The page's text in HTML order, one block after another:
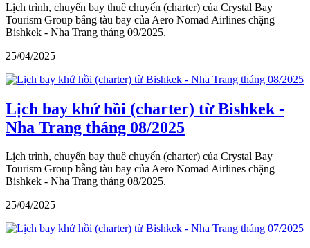
Lịch trình, chuyến bay thuê chuyến (charter) của Crystal Bay
Tourism Group bằng tàu bay của Aero Nomad Airlines chặng
Bishkek - Nha Trang tháng 09/2025.
25/04/2025
Lịch bay khứ hồi (charter) từ Bishkek -
Nha Trang tháng 08/2025
Lịch trình, chuyến bay thuê chuyến (charter) của Crystal Bay
Tourism Group bằng tàu bay của Aero Nomad Airlines chặng
Bishkek - Nha Trang tháng 08/2025.
25/04/2025